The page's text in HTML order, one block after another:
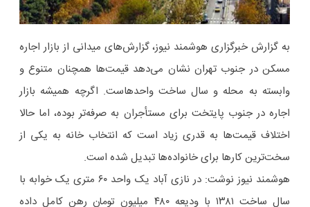
به گزارش خبرگزاری هوشمند نیوز، گزارش‌های میدانی از بازار اجاره
مسکن در جنوب تهران نشان می‌دهد قیمت‌ها همچنان متنوع و
وابسته به محله و سال ساخت واحدهاست. اگرچه همیشه بازار
اجاره در جنوب پایتخت برای مستأجران به‌ صرفه‌تر بوده، اما حالا
اختلاف قیمت‌ها به‌ قدری زیاد است که انتخاب خانه به یکی از
سخت‌ترین کارها برای خانواده‌ها تبدیل شده است.
هوشمند نیوز نوشت: در نازی‌ آباد یک واحد ۶۰ متری یک‌ خوابه با
سال ساخت ۱۳۸۱ با ودیعه ۴۸۰ میلیون تومان رهن کامل داده